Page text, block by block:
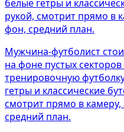
Мужчина-футболист
на фоне пустых
тренировочную
гетры и классические
смотрит прямо в
средний план.